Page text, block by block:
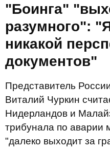
"Боинга"
разумного":
никакой
документов"
Представитель
Виталий Чуркин
Нидерландов и
трибунала по аварии
"далеко выходит за